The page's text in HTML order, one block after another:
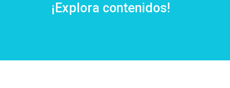
¡Explora contenidos!